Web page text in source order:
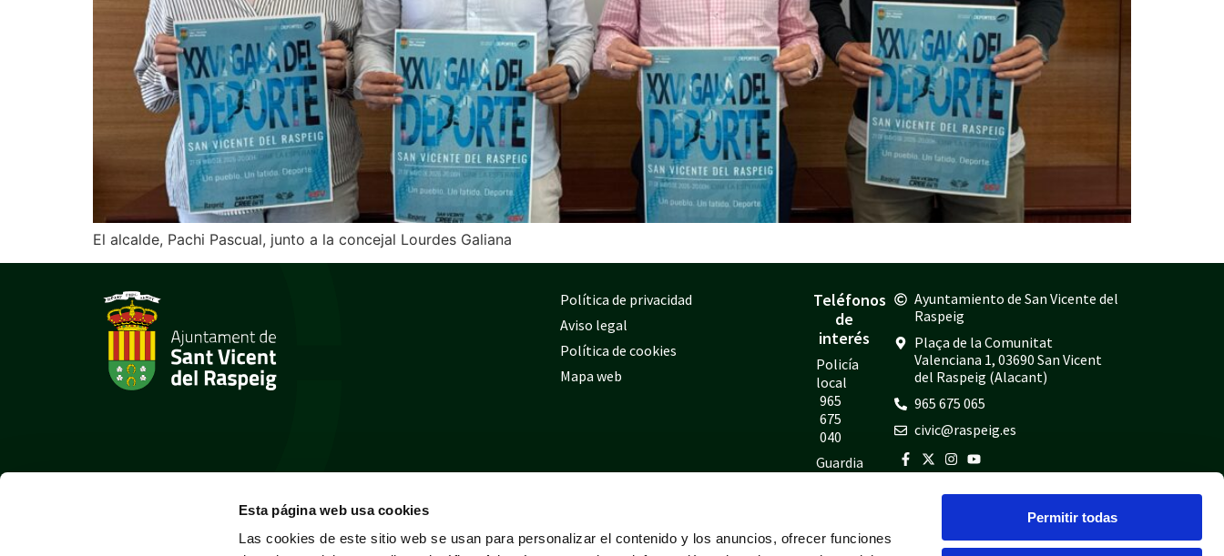
Esta página web usa cookies
Las cookies de este sitio web se usan para personalizar el contenido y los anuncios, ofrecer funciones
Permitir todas
El alcalde, Pachi Pascual, junto a la concejal Lourdes Galiana
Política de privacidad
Aviso legal
Política de cookies
Mapa web
Teléfonos
de
interés
Policía
local
965
675
040
Guardia
814
Ayuntamiento de San Vicente del
Raspeig
Plaça de la Comunitat
Valenciana 1, 03690 San Vicent
del Raspeig (Alacant)
965 675 065
civic@raspeig.es